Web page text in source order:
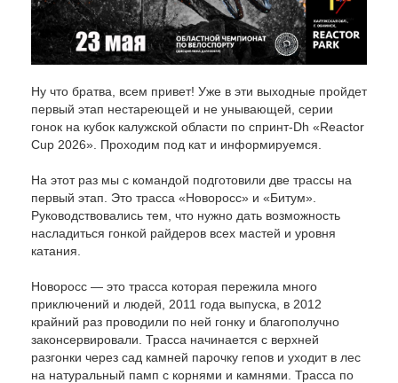
Ну что братва, всем привет! Уже в эти выходные пройдет
первый этап нестареющей и не унывающей, серии
гонок на кубок калужской области по спринт-Dh «Reactor
Cup 2026». Проходим под кат и информируемся.
На этот раз мы с командой подготовили две трассы на
первый этап. Это трасса «Новоросс» и «Битум».
Руководствовались тем, что нужно дать возможность
насладиться гонкой райдеров всех мастей и уровня
катания.
Новоросс — это трасса которая пережила много
приключений и людей, 2011 года выпуска, в 2012
крайний раз проводили по ней гонку и благополучно
законсервировали. Трасса начинается с верхней
разгонки через сад камней парочку гепов и уходит в лес
на натуральный памп с корнями и камнями. Трасса по